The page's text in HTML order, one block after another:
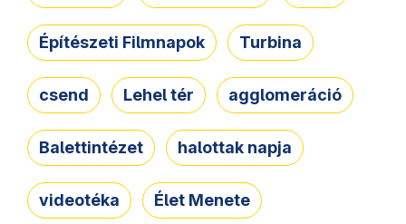
Építészeti Filmnapok Turbina
csend Lehel tér agglomeráció
Balettintézet halottak napja
videotéka Élet Menete